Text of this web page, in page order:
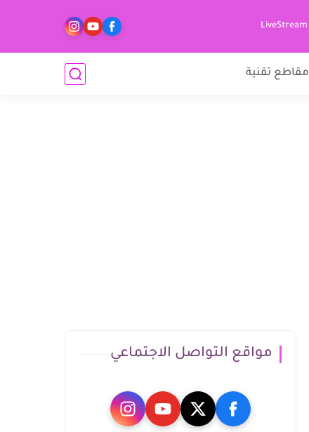
LiveStream
مقاطع تقنية
مواقع التواصل الاجتماعي